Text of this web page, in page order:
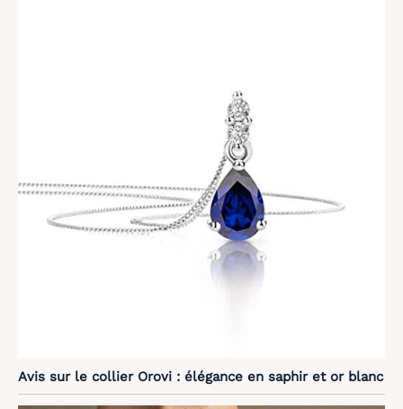
Avis sur le collier Orovi : élégance en saphir et or blanc